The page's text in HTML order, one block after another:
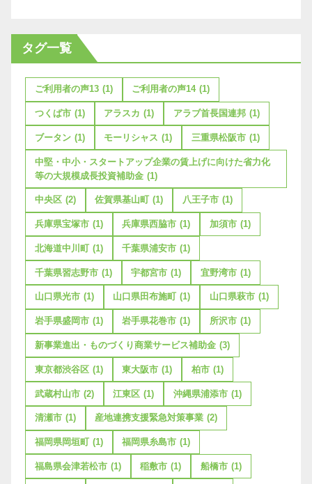
タグ一覧
ご利用者の声13 (1) ご利用者の声14 (1)
つくば市 (1) アラスカ (1) アラブ首長国連邦 (1)
ブータン (1) モーリシャス (1) 三重県松阪市 (1)
中堅・中小・スタートアップ企業の賃上げに向けた省力化
等の大規模成長投資補助金 (1)
中央区 (2) 佐賀県基山町 (1) 八王子市 (1)
兵庫県宝塚市 (1) 兵庫県西脇市 (1) 加須市 (1)
北海道中川町 (1) 千葉県浦安市 (1)
千葉県習志野市 (1) 宇都宮市 (1) 宜野湾市 (1)
山口県光市 (1) 山口県田布施町 (1) 山口県萩市 (1)
岩手県盛岡市 (1) 岩手県花巻市 (1) 所沢市 (1)
新事業進出・ものづくり商業サービス補助金 (3)
東京都渋谷区 (1) 東大阪市 (1) 柏市 (1)
武蔵村山市 (2) 江東区 (1) 沖縄県浦添市 (1)
清瀬市 (1) 産地連携支援緊急対策事業 (2)
福岡県岡垣町 (1) 福岡県糸島市 (1)
福島県会津若松市 (1) 稲敷市 (1) 船橋市 (1)